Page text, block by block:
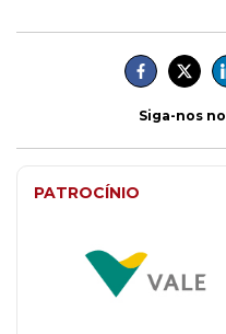
Siga-nos no
PATROCÍNIO